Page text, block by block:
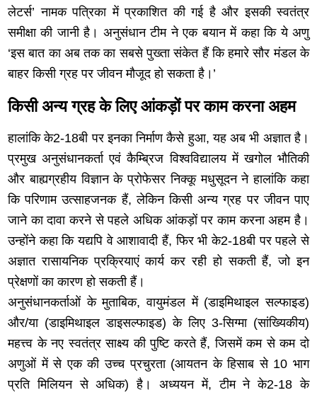
लेटर्स’ नामक पत्रिका में प्रकाशित की गई है और इसकी स्वतंत्र
समीक्षा की जानी है। अनुसंधान टीम ने एक बयान में कहा कि ये अणु
‘इस बात का अब तक का सबसे पुख्ता संकेत हैं कि हमारे सौर मंडल के
बाहर किसी ग्रह पर जीवन मौजूद हो सकता है।’
किसी अन्य ग्रह के लिए आंकड़ों पर काम करना अहम
हालांकि के2-18बी पर इनका निर्माण कैसे हुआ, यह अब भी अज्ञात है।
प्रमुख अनुसंधानकर्ता एवं कैम्ब्रिज विश्वविद्यालय में खगोल भौतिकी
और बाह्यग्रहीय विज्ञान के प्रोफेसर निक्कू मधुसूदन ने हालांकि कहा
कि परिणाम उत्साहजनक हैं, लेकिन किसी अन्य ग्रह पर जीवन पाए
जाने का दावा करने से पहले अधिक आंकड़ों पर काम करना अहम है।
उन्होंने कहा कि यद्यपि वे आशावादी हैं, फिर भी के2-18बी पर पहले से
अज्ञात रासायनिक प्रक्रियाएं कार्य कर रही हो सकती हैं, जो इन
प्रेक्षणों का कारण हो सकती हैं।
अनुसंधानकर्ताओं के मुताबिक, वायुमंडल में (डाइमिथाइल सल्फाइड)
और/या (डाइमिथाइल डाइसल्फाइड) के लिए 3-सिग्मा (सांख्यिकीय)
महत्त्व के नए स्वतंत्र साक्ष्य की पुष्टि करते हैं, जिसमें कम से कम दो
अणुओं में से एक की उच्च प्रचुरता (आयतन के हिसाब से 10 भाग
प्रति मिलियन से अधिक) है। अध्ययन में, टीम ने के2-18 के